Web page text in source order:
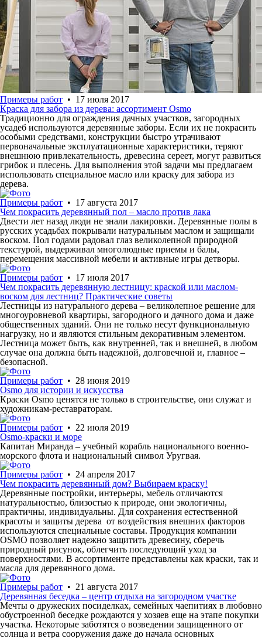
Примеры работ • 17 июля 2017
Краска для забора из дерева: ассортимент Osmo
Традиционно для ограждения дачных участков, загородных
усадеб используются деревянные заборы. Если их не покрасить
особыми средствами, конструкции быстро утрачивают
первоначальные эксплуатационные характеристики, теряют
внешнюю привлекательность, древесина сереет, могут развиться
грибок и плесень. Для выполнения этой задачи мы предлагаем
использовать специальное масло или краску для забора из
дерева.
Примеры работ • 17 августа 2017
Чем покрасить деревянный пол – масло против лака
Двести лет назад люди не знали лакировки. Деревянные полы в
русских усадьбах покрывали натуральным маслом и защищали
воском. Пол годами радовал глаз великолепной природной
текстурой, выдерживал многолюдные приемы и балы,
перемещения массивной мебели и активные игры детворы.
Примеры работ • 17 июля 2017
Чем покрасить деревянную лестницу: краской или маслом-
воском для лестниц? Практические советы
Лестницы из натурального дерева – великолепное решение для
многоуровневой квартиры, загородного и дачного дома и даже
общественных зданий. Они не только несут функциональную
нагрузку, но и являются стильным декоративным элементом.
Лестница может быть, как внутренней, так и внешней, в любом
случае она должна быть надежной, долговечной и, главное –
безопасной.
Примеры работ • 28 июня 2019
Osmo для истории и искусства
Краски Osmo ценятся не только в строительстве, они служат и
художникам-реставраторам.
Примеры работ • 22 июля 2019
Osmo-краски и море
Капитан Миранда – учебный корабль национального военно-
морского флота и национальный символ Уругвая.
Примеры работ • 24 апреля 2017
Чем покрасить деревянный дом? Выбираем краску!
Деревянные постройки, интерьеры, мебель отличаются
натуральностью, близостью к природе, они экологичны,
практичны, индивидуальны. Для сохранения естественной
красоты и защиты дерева от воздействия внешних факторов
используются специальные составы. Продукция компании
OSMO позволяет надежно защитить древесину, сберечь
природный рисунок, облегчить последующий уход за
поверхностями. В ассортименте представлены как краски, так и
масла для деревянного дома.
Примеры работ • 21 августа 2017
Деревянная беседка – центр отдыха на загородном участке
Мечты о дружеских посиделках, семейных чаепитиях в любовно
обустроенной беседке рождаются у хозяев еще на этапе покупки
участка. Некоторые заботятся о возведении защищенного от
солнца и ветра сооружения даже до начала основных